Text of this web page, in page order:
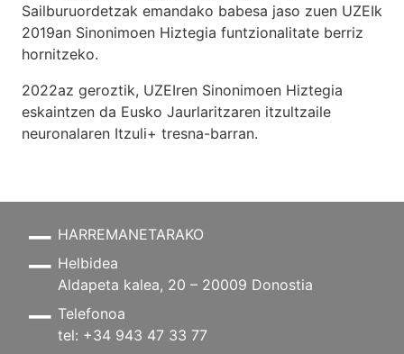
Sailburuordetzak emandako babesa jaso zuen UZEIk
2019an Sinonimoen Hiztegia funtzionalitate berriz
hornitzeko.
2022az geroztik, UZEIren Sinonimoen Hiztegia
eskaintzen da Eusko Jaurlaritzaren itzultzaile
neuronalaren Itzuli+ tresna-barran.
HARREMANETARAKO
Helbidea
Aldapeta kalea, 20 – 20009 Donostia
Telefonoa
tel: +34 943 47 33 77